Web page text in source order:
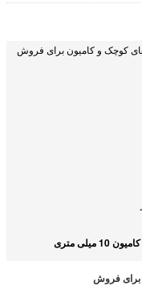
کوچک و کامیون برای فروش
میلی متری
برای فروش